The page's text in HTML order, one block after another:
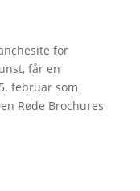
for
får en
februar som
Røde Brochures